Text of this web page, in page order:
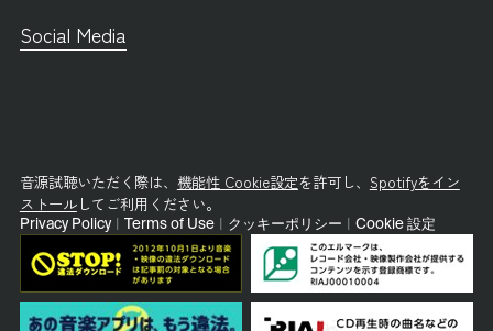
Social Media
音源試聴いただく際は、 機能性 Cookie設定を許可し、 Spotifyをイン
ストールしてご利用ください。
Privacy Policy Terms of Use クッキーポリシー Cookie 設定